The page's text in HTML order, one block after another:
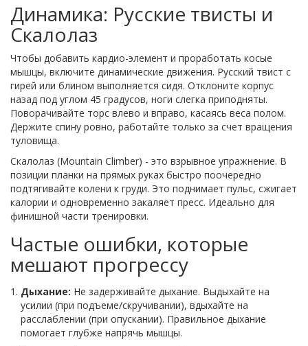
Динамика: Русские твисты и
Скалолаз
Чтобы добавить кардио-элемент и проработать косые
мышцы, включите динамические движения. Русский твист с
гирей или блином выполняется сидя. Отклоните корпус
назад под углом 45 градусов, ноги слегка приподняты.
Поворачивайте торс влево и вправо, касаясь веса полом.
Держите спину ровно, работайте только за счет вращения
туловища.
Скалолаз (Mountain Climber) - это взрывное упражнение. В
позиции планки на прямых руках быстро поочередно
подтягивайте колени к груди. Это поднимает пульс, сжигает
калории и одновременно закаляет пресс. Идеально для
финишной части тренировки.
Частые ошибки, которые
мешают прогрессу
Дыхание: Не задерживайте дыхание. Выдыхайте на
усилии (при подъеме/скручивании), вдыхайте на
расслаблении (при опускании). Правильное дыхание
помогает глубже напрячь мышцы.